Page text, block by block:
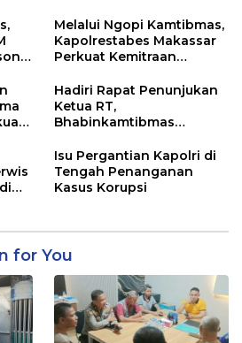
Melalui Ngopi Kamtibmas,
Kapolrestabes Makassar
Perkuat Kemitraan
Hadiri Rapat Penunjukan
Ketua RT,
Bhabinkamtibmas
Pentingnya Sinergi
dengan Warga
Isu Pergantian Kapolri di
Tengah Penanganan
Kasus Korupsi
for You